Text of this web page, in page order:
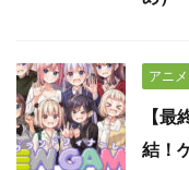
アニメ
【
結！